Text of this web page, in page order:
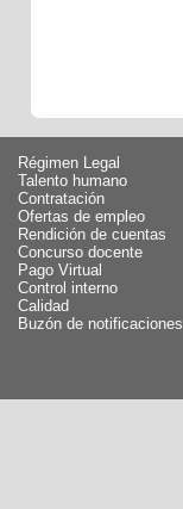
Régimen Legal
Talento humano
Contratación
Ofertas de empleo
Rendición de cuentas
Concurso docente
Pago Virtual
Control interno
Calidad
Buzón de notificaciones